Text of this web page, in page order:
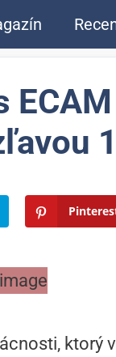
ktorý